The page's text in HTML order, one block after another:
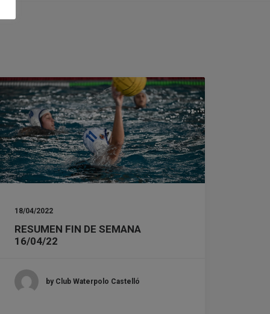
18/04/2022
RESUMEN FIN DE SEMANA
16/04/22
by Club Waterpolo Castelló